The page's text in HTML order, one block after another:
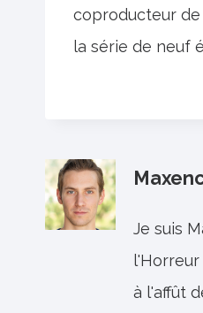
coproducteur de
la série de neuf
Je suis
à l'affût